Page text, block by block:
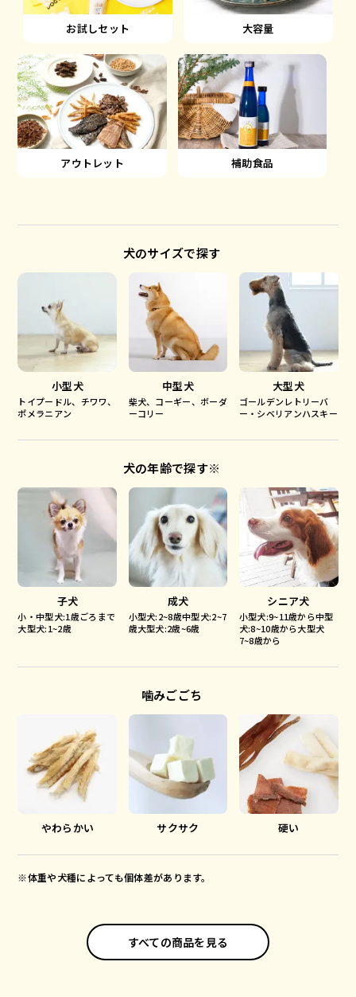
お試しセット 大容量
アウトレット 補助食品
犬のサイズで探す
小型犬
トイプードル、チワワ、
ポメラニアン
中型犬
柴犬、コーギー、ボーダ
ーコリー
大型犬
ゴールデンレトリーバ
ー・シベリアンハスキー
犬の年齢で探す※
子犬
小・中型犬:1歳ごろまで
大型犬:1~2歳
成犬
小型犬:2~8歳中型犬:2~7
歳大型犬:2歳~6歳
シニア犬
小型犬:9~11歳から中型
犬:8~10歳から大型犬
7~8歳から
噛みごごち
やわらかい サクサク 硬い
※体重や犬種によっても個体差があります。
すべての商品を見る